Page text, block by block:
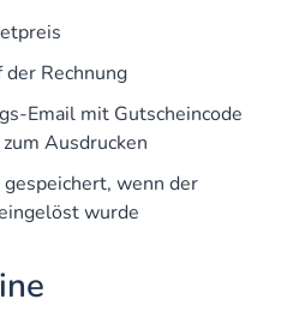
Rechnung
Email mit Gutscheincode
Ausdrucken
wenn der
wurde